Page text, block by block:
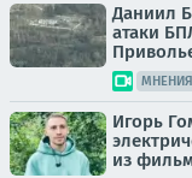
Даниил
атаки
МНЕНИЯ
Игорь
из